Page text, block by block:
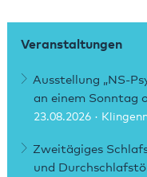
Veranstaltungen
Ausstellung „NS-
an einem Sonntag
23.08.2026 ·
Zweitägiges
und